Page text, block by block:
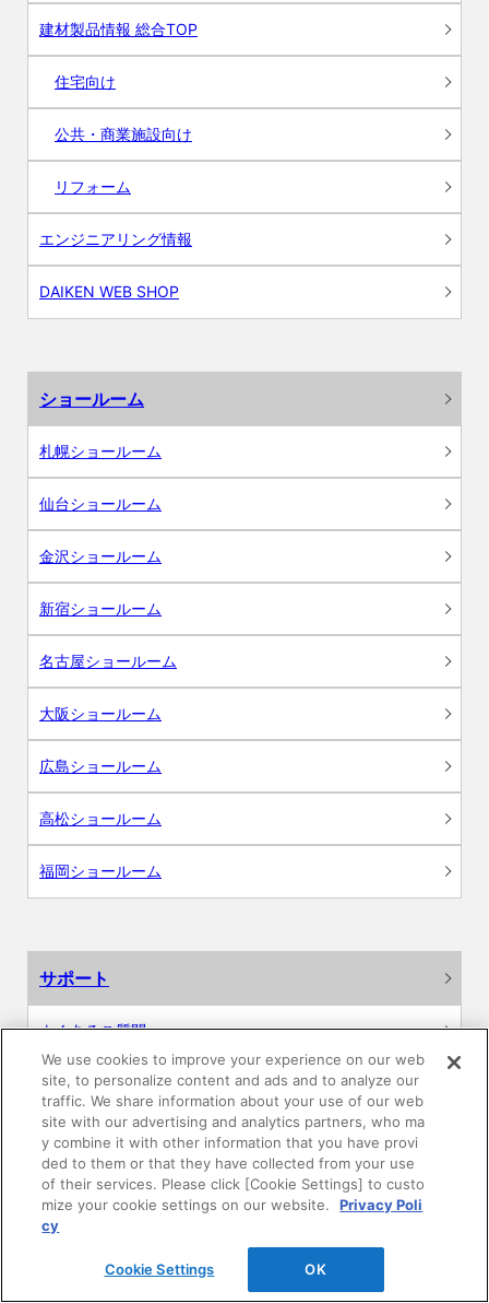
建材製品情報 総合TOP
住宅向け
公共・商業施設向け
リフォーム
エンジニアリング情報
DAIKEN WEB SHOP
ショールーム
札幌ショールーム
仙台ショールーム
金沢ショールーム
新宿ショールーム
名古屋ショールーム
大阪ショールーム
広島ショールーム
高松ショールーム
福岡ショールーム
サポート
よくあるご質問
カタログ閲覧・資料請求
各種データダウンロード
WEB見積・各種シミュレーション
交換用部品の購入
We use cookies to improve your experience on our web
site, to personalize content and ads and to analyze our
traffic. We share information about your use of our web
site with our advertising and analytics partners, who ma
y combine it with other information that you have provi
ded to them or that they have collected from your use
of their services. Please click [Cookie Settings] to custo
mize your cookie settings on our website.
Privacy Poli
cy
Cookie Settings OK